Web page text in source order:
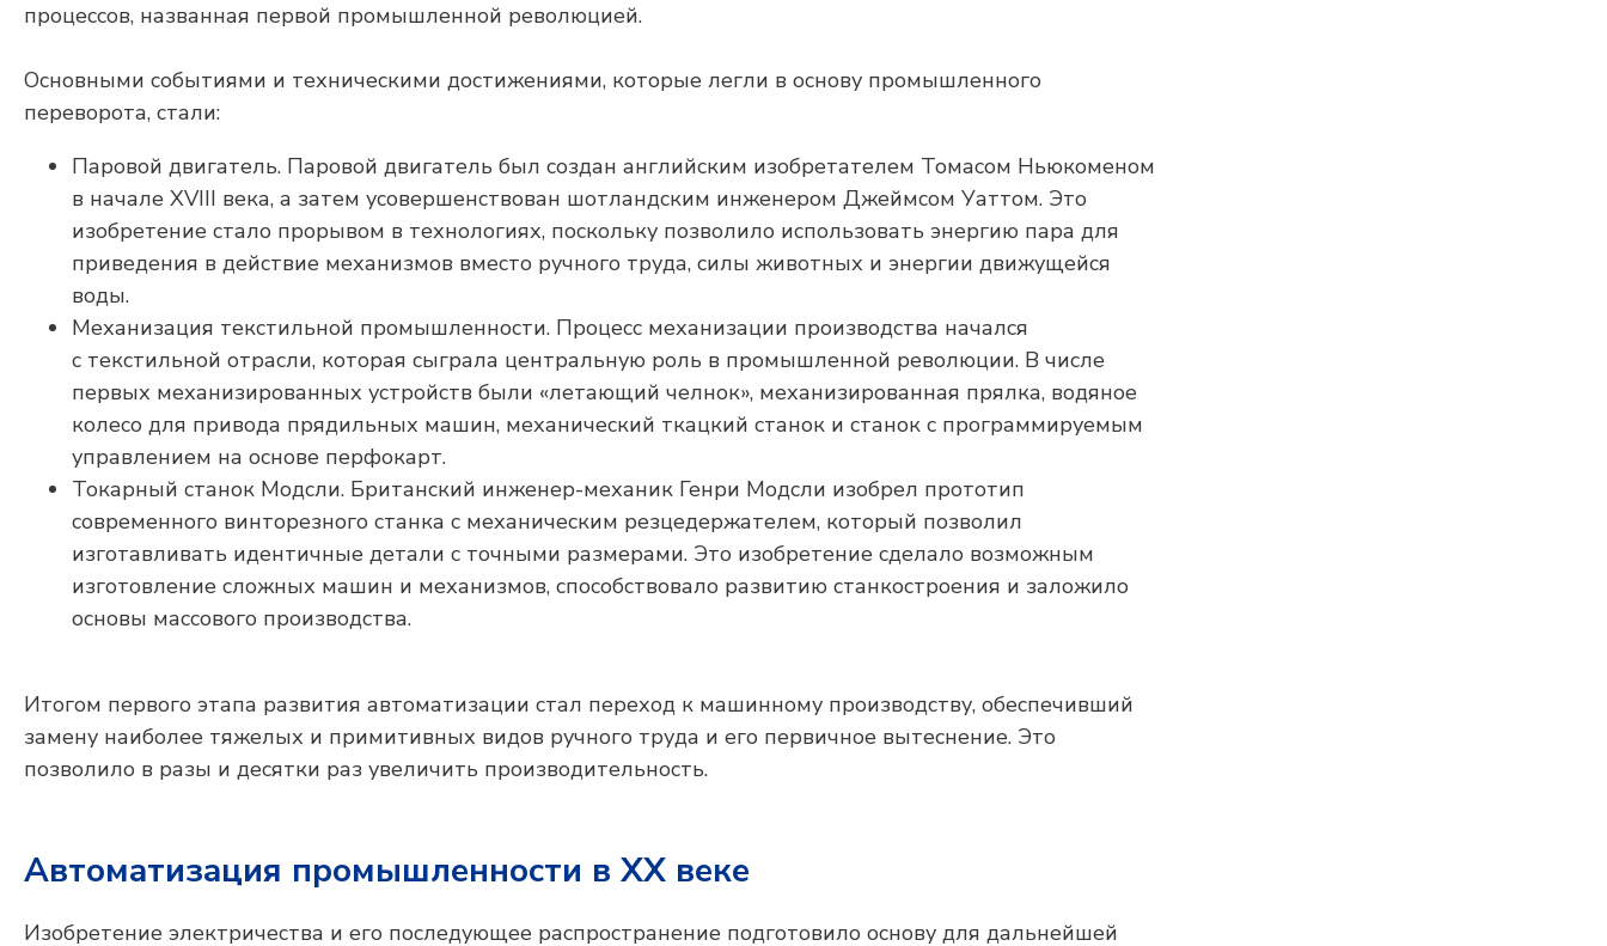
процессов, названная первой промышленной революцией.
Основными событиями и техническими достижениями, которые легли в основу промышленного
переворота, стали:
Паровой двигатель. Паровой двигатель был создан английским изобретателем Томасом Ньюкоменом
в начале XVIII века, а затем усовершенствован шотландским инженером Джеймсом Уаттом. Это
изобретение стало прорывом в технологиях, поскольку позволило использовать энергию пара для
приведения в действие механизмов вместо ручного труда, силы животных и энергии движущейся
воды.
Механизация текстильной промышленности. Процесс механизации производства начался
с текстильной отрасли, которая сыграла центральную роль в промышленной революции. В числе
первых механизированных устройств были «летающий челнок», механизированная прялка, водяное
колесо для привода прядильных машин, механический ткацкий станок и станок с программируемым
управлением на основе перфокарт.
Токарный станок Модсли. Британский инженер-механик Генри Модсли изобрел прототип
современного винторезного станка с механическим резцедержателем, который позволил
изготавливать идентичные детали с точными размерами. Это изобретение сделало возможным
изготовление сложных машин и механизмов, способствовало развитию станкостроения и заложило
основы массового производства.
Итогом первого этапа развития автоматизации стал переход к машинному производству, обеспечивший
замену наиболее тяжелых и примитивных видов ручного труда и его первичное вытеснение. Это
позволило в разы и десятки раз увеличить производительность.
Автоматизация промышленности в XX веке
Изобретение электричества и его последующее распространение подготовило основу для дальнейшей